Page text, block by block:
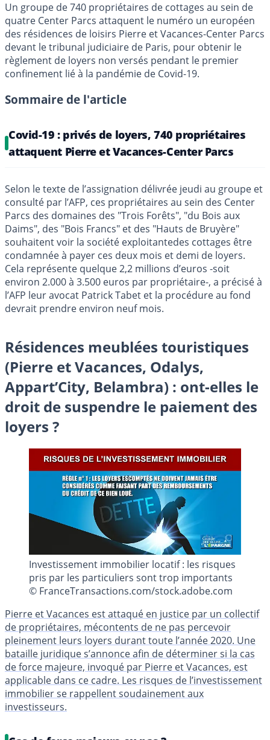
Un groupe de 740 propriétaires de cottages au sein de
quatre Center Parcs attaquent le numéro un européen
des résidences de loisirs Pierre et Vacances-Center Parcs
devant le tribunal judiciaire de Paris, pour obtenir le
règlement de loyers non versés pendant le premier
confinement lié à la pandémie de Covid-19.
Sommaire de l'article
Covid-19 : privés de loyers, 740 propriétaires
attaquent Pierre et Vacances-Center Parcs
Selon le texte de l’assignation délivrée jeudi au groupe et
consulté par l’AFP, ces propriétaires au sein des Center
Parcs des domaines des "Trois Forêts", "du Bois aux
Daims", des "Bois Francs" et des "Hauts de Bruyère"
souhaitent voir la société exploitantedes cottages être
condamnée à payer ces deux mois et demi de loyers.
Cela représente quelque 2,2 millions d’euros -soit
environ 2.000 à 3.500 euros par propriétaire-, a précisé à
l’AFP leur avocat Patrick Tabet et la procédure au fond
devrait prendre environ neuf mois.
Résidences meublées touristiques
(Pierre et Vacances, Odalys,
Appart’City, Belambra) : ont-elles le
droit de suspendre le paiement des
loyers ?
Investissement immobilier locatif : les risques
pris par les particuliers sont trop importants
© FranceTransactions.com/stock.adobe.com
Pierre et Vacances est attaqué en justice par un collectif
de propriétaires, mécontents de ne pas percevoir
pleinement leurs loyers durant toute l’année 2020. Une
bataille juridique s’annonce afin de déterminer si la cas
de force majeure, invoqué par Pierre et Vacances, est
applicable dans ce cadre. Les risques de l’investissement
immobilier se rappellent soudainement aux
investisseurs.